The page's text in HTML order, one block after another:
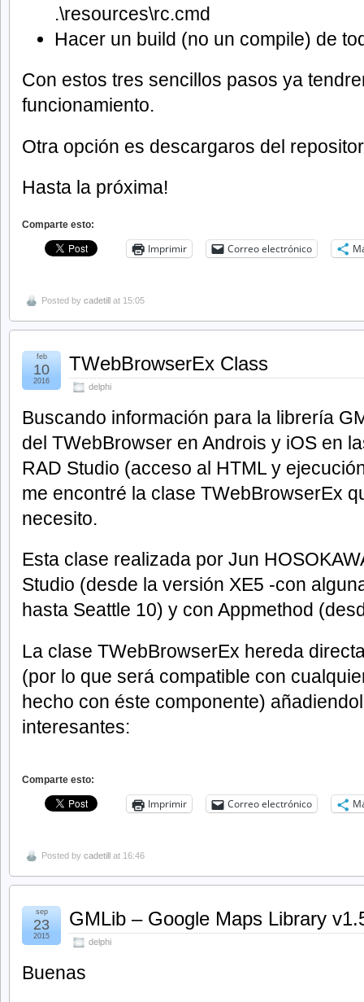
.\resources\rc.cmd
Hacer un build (no un compile) de
Con estos tres sencillos pasos ya
funcionamiento.
Otra opción es descargaros del
Hasta la próxima!
Comparte esto:
Imprimir Correo electrónico
Posted by cadetill at 15:05
TWebBrowserEx Class
delphi
feb
10
2016
Buscando información para la librería
del TWebBrowser en Androis y iOS en
RAD Studio (acceso al HTML y
me encontré la clase TWebBrowserEx
necesito.
Esta clase realizada por Jun
Studio (desde la versión XE5 -con
hasta Seattle 10) y con Appmethod
La clase TWebBrowserEx hereda
(por lo que será compatible con
hecho con éste componente)
interesantes:
Comparte esto:
Imprimir Correo electrónico
Posted by cadetill at 16:46
GMLib – Google Maps Library
delphi
sep
23
2015
Buenas